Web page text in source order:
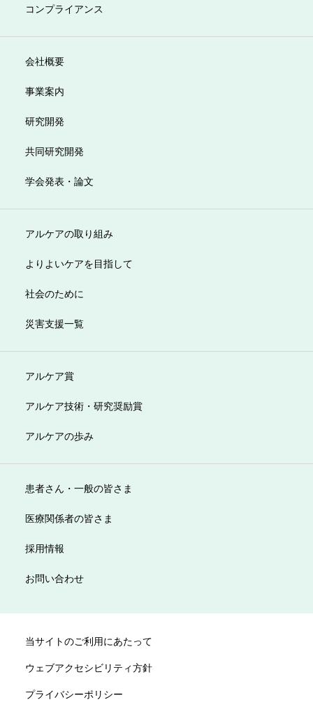
コンプライアンス
会社概要
事業案内
研究開発
共同研究開発
学会発表・論文
アルケアの取り組み
よりよいケアを目指して
社会のために
災害支援一覧
アルケア賞
アルケア技術・研究奨励賞
アルケアの歩み
患者さん・一般の皆さま
医療関係者の皆さま
採用情報
お問い合わせ
当サイトのご利用にあたって
ウェブアクセシビリティ方針
プライバシーポリシー